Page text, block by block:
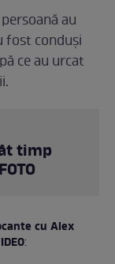
au
fost conduși
ce au urcat
timp
cu Alex
: